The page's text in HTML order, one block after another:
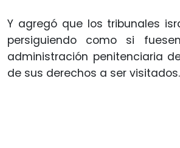
Y agregó que los tribunales
persiguiendo como si
administración penitenciaria
de sus derechos a ser visitados.